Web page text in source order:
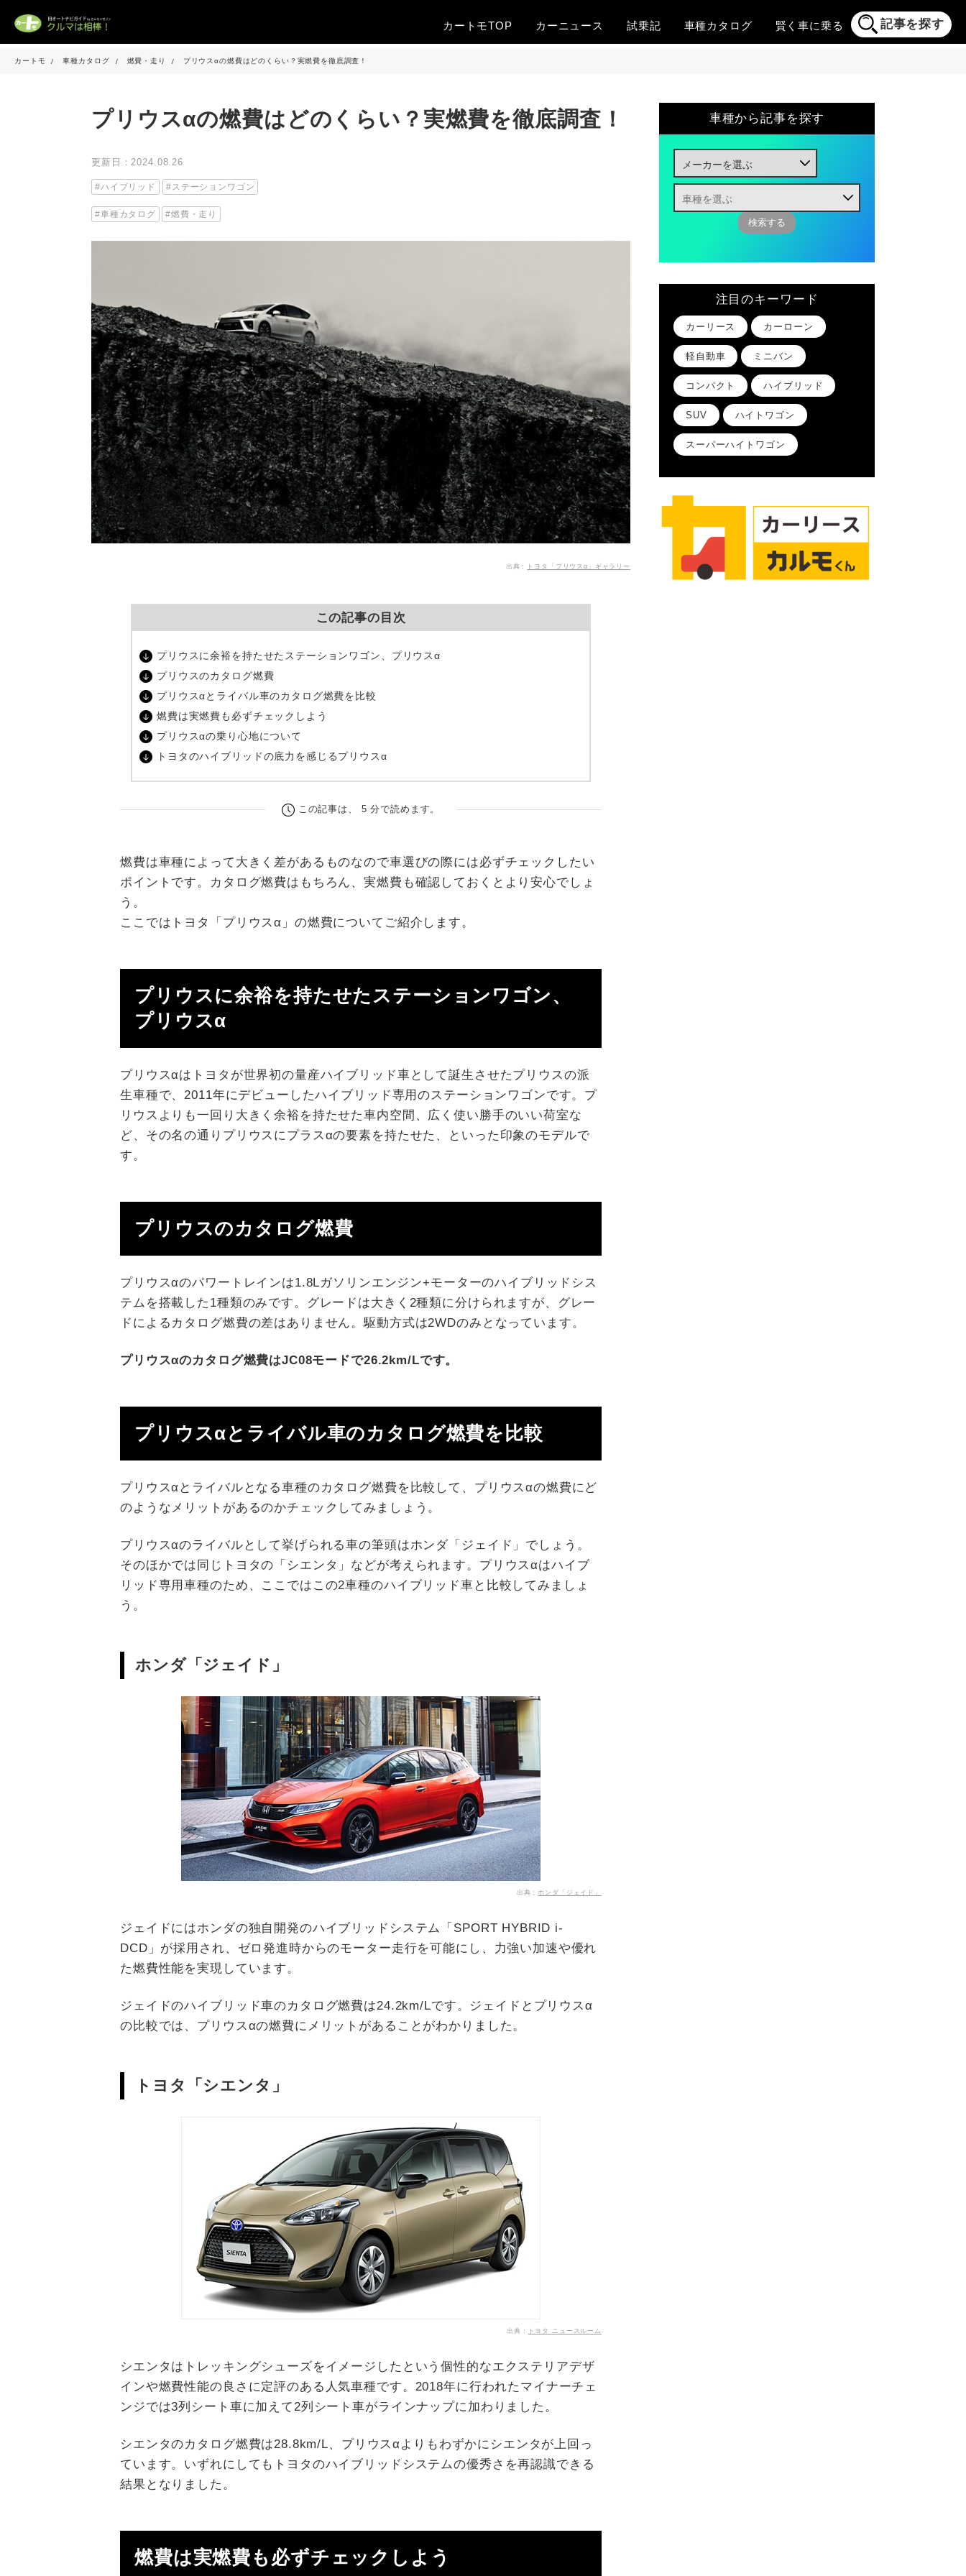
カートモTOP カーニュース 試乗記 車種カタログ 賢く車に乗る 記事を探す
カートモ 車種カタログ 燃費・走り プリウスαの燃費はどのくらい？実燃費を徹底調査！
プリウスαの燃費はどのくらい？実燃費を徹底調査！
更新日：2024.08.26
ハイブリッド ステーションワゴン
車種カタログ 燃費・走り
出典： トヨタ「プリウスα」ギャラリー
この記事の目次
プリウスに余裕を持たせたステーションワゴン、プリウスα
プリウスのカタログ燃費
プリウスαとライバル車のカタログ燃費を比較
燃費は実燃費も必ずチェックしよう
プリウスαの乗り心地について
トヨタのハイブリッドの底力を感じるプリウスα
この記事は、 5 分で読めます。
燃費は車種によって大きく差があるものなので車選びの際には必ずチェックしたい
ポイントです。カタログ燃費はもちろん、実燃費も確認しておくとより安心でしょ
う。
ここではトヨタ「プリウスα」の燃費についてご紹介します。
プリウスに余裕を持たせたステーションワゴン、
プリウスα
プリウスαはトヨタが世界初の量産ハイブリッド車として誕生させたプリウスの派
生車種で、2011年にデビューしたハイブリッド専用のステーションワゴンです。プ
リウスよりも一回り大きく余裕を持たせた車内空間、広く使い勝手のいい荷室な
ど、その名の通りプリウスにプラスαの要素を持たせた、といった印象のモデルで
す。
プリウスのカタログ燃費
プリウスαのパワートレインは1.8Lガソリンエンジン+モーターのハイブリッドシス
テムを搭載した1種類のみです。グレードは大きく2種類に分けられますが、グレー
ドによるカタログ燃費の差はありません。駆動方式は2WDのみとなっています。
プリウスαのカタログ燃費はJC08モードで26.2km/Lです。
プリウスαとライバル車のカタログ燃費を比較
プリウスαとライバルとなる車種のカタログ燃費を比較して、プリウスαの燃費にど
のようなメリットがあるのかチェックしてみましょう。
プリウスαのライバルとして挙げられる車の筆頭はホンダ「ジェイド」でしょう。
そのほかでは同じトヨタの「シエンタ」などが考えられます。プリウスαはハイブ
リッド専用車種のため、ここではこの2車種のハイブリッド車と比較してみましょ
う。
ホンダ「ジェイド」
出典：ホンダ「ジェイド」
ジェイドにはホンダの独自開発のハイブリッドシステム「SPORT HYBRID i-
DCD」が採用され、ゼロ発進時からのモーター走行を可能にし、力強い加速や優れ
た燃費性能を実現しています。
ジェイドのハイブリッド車のカタログ燃費は24.2km/Lです。ジェイドとプリウスα
の比較では、プリウスαの燃費にメリットがあることがわかりました。
トヨタ「シエンタ」
出典： トヨタ ニュースルーム
シエンタはトレッキングシューズをイメージしたという個性的なエクステリアデザ
インや燃費性能の良さに定評のある人気車種です。2018年に行われたマイナーチェ
ンジでは3列シート車に加えて2列シート車がラインナップに加わりました。
シエンタのカタログ燃費は28.8km/L、プリウスαよりもわずかにシエンタが上回っ
ています。いずれにしてもトヨタのハイブリッドシステムの優秀さを再認識できる
結果となりました。
燃費は実燃費も必ずチェックしよう
車種から記事を探す
注目のキーワード
カーリース カーローン
軽自動車 ミニバン
コンパクト ハイブリッド
SUV ハイトワゴン
スーパーハイトワゴン